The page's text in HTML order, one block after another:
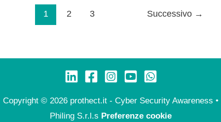
1 2 3 Successivo →
Copyright © 2026 prothect.it - Cyber Security Awareness •
Philing S.r.l.s Preferenze cookie